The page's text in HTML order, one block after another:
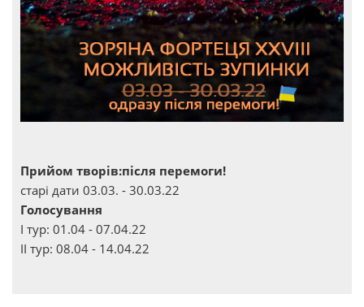
Прийом творів:після перемоги!
старі дати 03.03. - 30.03.22
Голосування
І тур: 01.04 - 07.04.22
ІІ тур: 08.04 - 14.04.22